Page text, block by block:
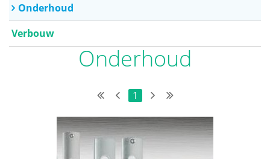
Onderhoud
Verbouw
Onderhoud
1